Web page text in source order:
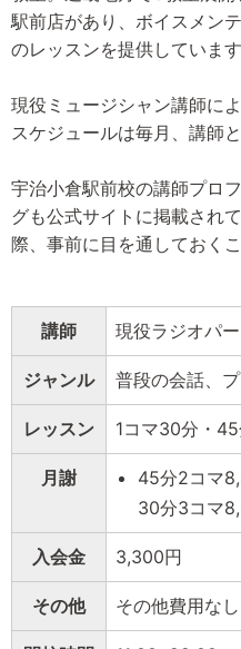
駅前店があり、ボイスメン
のレッスンを提供しています
現役ミュージシャン講師に
スケジュールは毎月、講師
宇治小倉駅前校の講師プロ
グも公式サイトに掲載され
際、事前に目を通しておく
講師 現役ラジオパ
ジャンル 普段の会話、
レッスン 1コマ30分・
月謝
45分2コマ
30分3コマ
入会金 3,300円
その他 その他費用なし